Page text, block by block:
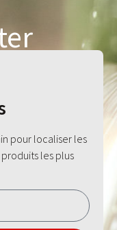
pour localiser les
les plus